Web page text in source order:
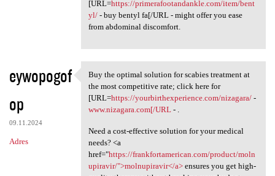
[URL=https://primerafootandankle.com/item/bent
yl/- buy bentyl fa[/URL - might offer you ease
from abdominal discomfort.
eywopogof
op
09.11.2024
Adres
Buy the optimal solution for
Buy the optimal solution for scabies treatment at
the most competitive rate; click here for
[URL=https://yourbirthexperience.com/nizagara/-
www.nizagara.com[/URL- .
Need a cost-effective solution for your medical
needs? <a
href="https://frankfortamerican.com/product/moln
upiravir/">molnupiravir</a>ensures you get high-